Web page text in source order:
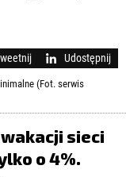
Udostępnij
(Fot. serwis
sieci
o 4%.